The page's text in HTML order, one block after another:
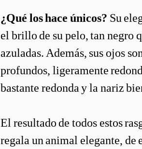
¿Qué los hace únicos? Su
el brillo de su pelo, tan negro
azuladas. Además, sus ojos
profundos, ligeramente
bastante redonda y la nariz
El resultado de todos estos
regala un animal elegante, de